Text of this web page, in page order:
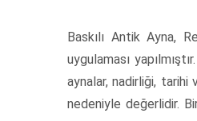
Baskılı Antik Ayna,
uygulaması
aynalar, nadirliği, tarihi
nedeniyle değerlidir.